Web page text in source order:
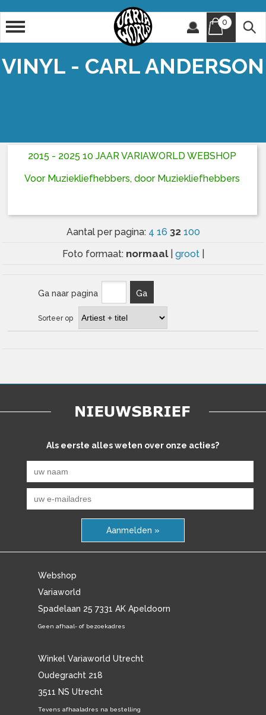
0
VINYL - CARL ANDERSON
2015 - 2025 10 JAAR VARIAWORLD WEBSHOP
Voor Muziekliefhebbers, door Muziekliefhebbers
Aantal per pagina: 4 16 32 100
Foto formaat: normaal groot
Ga naar pagina Ga
Sorteer op
Als eerste alles weten over onze acties?
Aanmelden »
Webshop
Variaworld
Spadelaan 25 7331 AK Apeldoorn
Geen afhaal- of bezoekadres
Winkel Variaworld Utrecht
Oudegracht 218
3511 NS Utrecht
Tevens afhaaladres na bestelling